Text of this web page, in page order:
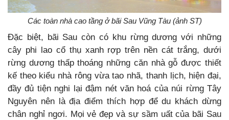
Các toàn nhà cao tầng ở bãi Sau Vũng Tàu (ảnh ST)
Đặc biệt, bãi Sau còn có khu rừng dương với những
cây phi lao cổ thụ xanh rợp trên nền cát trắng, dưới
rừng dương thấp thoáng những căn nhà gỗ được thiết
kế theo kiểu nhà rông vừa tao nhã, thanh lịch, hiện đại,
đầy đủ tiện nghi lại đậm nét văn hoá của núi rừng Tây
Nguyên nên là địa điểm thích hợp để du khách dừng
chân nghỉ ngơi. Mọi vẻ đẹp và sự sầm uất của bãi Sau